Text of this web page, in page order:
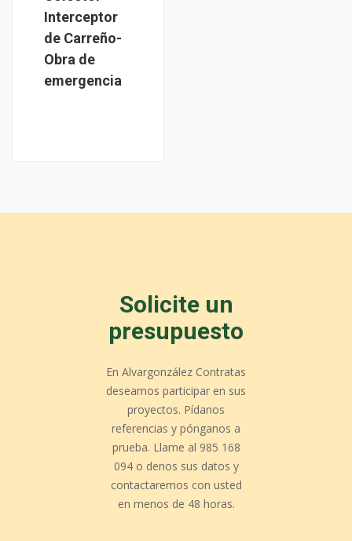
Interceptor
de Carreño-
Obra de
emergencia
Solicite un
presupuesto
En Alvargonzález Contratas
deseamos participar en sus
proyectos. Pídanos
referencias y pónganos a
prueba. Llame al 985 168
094 o denos sus datos y
contactaremos con usted
en menos de 48 horas.